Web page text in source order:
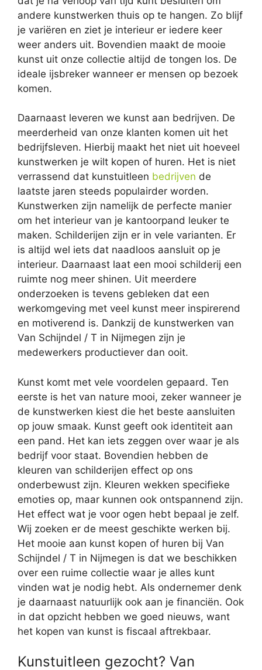
andere kunstwerken thuis op te hangen. Zo blijf
je variëren en ziet je interieur er iedere keer
weer anders uit. Bovendien maakt de mooie
kunst uit onze collectie altijd de tongen los. De
ideale ijsbreker wanneer er mensen op bezoek
komen.
Daarnaast leveren we kunst aan bedrijven. De
meerderheid van onze klanten komen uit het
bedrijfsleven. Hierbij maakt het niet uit hoeveel
kunstwerken je wilt kopen of huren. Het is niet
verrassend dat kunstuitleen bedrijven de
laatste jaren steeds populairder worden.
Kunstwerken zijn namelijk de perfecte manier
om het interieur van je kantoorpand leuker te
maken. Schilderijen zijn er in vele varianten. Er
is altijd wel iets dat naadloos aansluit op je
interieur. Daarnaast laat een mooi schilderij een
ruimte nog meer shinen. Uit meerdere
onderzoeken is tevens gebleken dat een
werkomgeving met veel kunst meer inspirerend
en motiverend is. Dankzij de kunstwerken van
Van Schijndel / T in Nijmegen zijn je
medewerkers productiever dan ooit.
Kunst komt met vele voordelen gepaard. Ten
eerste is het van nature mooi, zeker wanneer je
de kunstwerken kiest die het beste aansluiten
op jouw smaak. Kunst geeft ook identiteit aan
een pand. Het kan iets zeggen over waar je als
bedrijf voor staat. Bovendien hebben de
kleuren van schilderijen effect op ons
onderbewust zijn. Kleuren wekken specifieke
emoties op, maar kunnen ook ontspannend zijn.
Het effect wat je voor ogen hebt bepaal je zelf.
Wij zoeken er de meest geschikte werken bij.
Het mooie aan kunst kopen of huren bij Van
Schijndel / T in Nijmegen is dat we beschikken
over een ruime collectie waar je alles kunt
vinden wat je nodig hebt. Als ondernemer denk
je daarnaast natuurlijk ook aan je financiën. Ook
in dat opzicht hebben we goed nieuws, want
het kopen van kunst is fiscaal aftrekbaar.
Kunstuitleen gezocht? Van